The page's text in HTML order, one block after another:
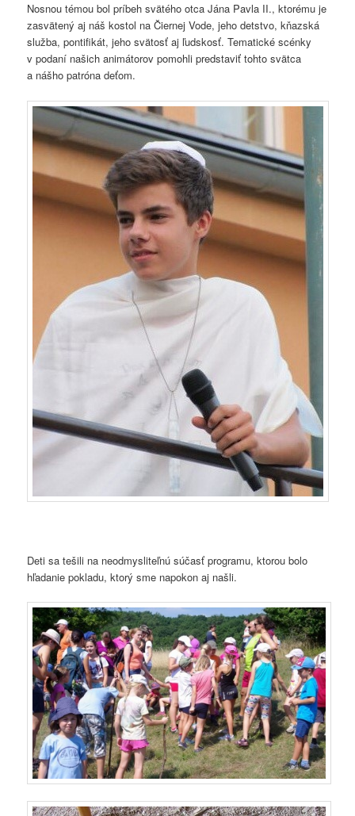
Nosnou témou bol príbeh svätého otca Jána Pavla II., ktorému je
zasvätený aj náš kostol na Čiernej Vode, jeho detstvo, kňazská
služba, pontifikát, jeho svätosť aj ľudskosť. Tematické scénky
v podaní našich animátorov pomohli predstaviť tohto svätca
a nášho patróna deťom.
Deti sa tešili na neodmysliteľnú súčasť programu, ktorou bolo
hľadanie pokladu, ktorý sme napokon aj našli.